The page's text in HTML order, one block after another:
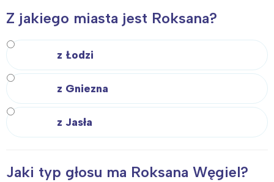
Z jakiego miasta jest Roksana?
z Łodzi
z Gniezna
z Jasła
Jaki typ głosu ma Roksana Węgiel?